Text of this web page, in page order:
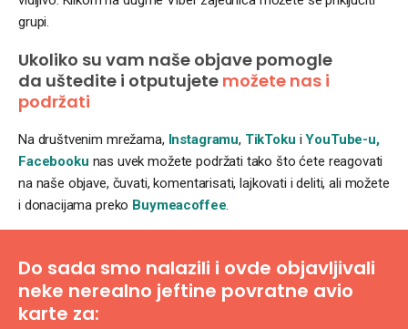
grupi.
Ukoliko su vam naše objave pomogle
da uštedite i otputujete možete nas i
podržati
Na društvenim mrežama, Instagramu, TikToku iYouTube-u,
Facebooku nas uvek možete podržati tako što ćete reagovati
na naše objave, čuvati, komentarisati, lajkovati i deliti, ali možete
i donacijama preko Buymeacoffee
Do sada smo nalazili i ovde objavljivali
neke nerealno jeftine povratne avio
karte za: